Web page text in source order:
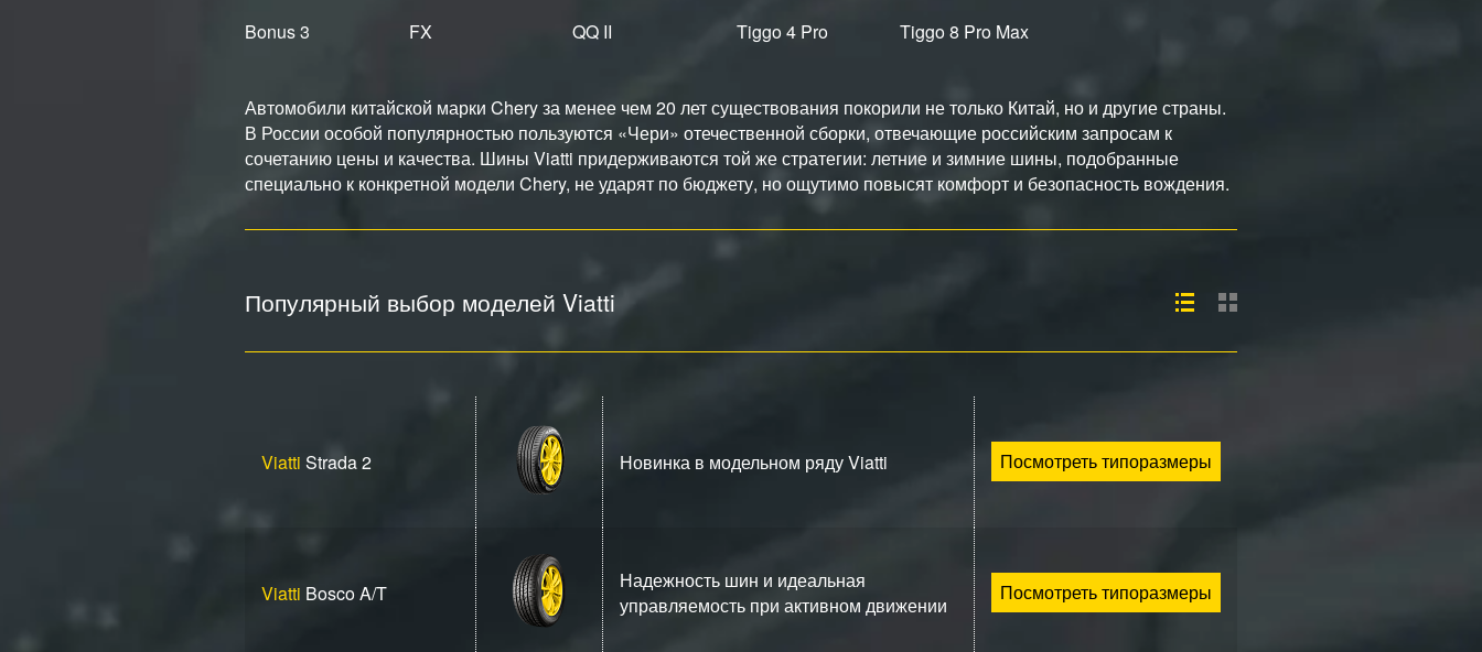
Bonus 3
FX
QQ II
Tiggo 4 Pro
Tiggo 8 Pro Max
Автомобили китайской марки Chery за менее чем 20 лет существования покорили не только Китай, но и другие страны.
В России особой популярностью пользуются «Чери» отечественной сборки, отвечающие российским запросам к
сочетанию цены и качества. Шины Viatti придерживаются той же стратегии: летние и зимние шины, подобранные
специально к конкретной модели Chery, не ударят по бюджету, но ощутимо повысят комфорт и безопасность вождения.
Популярный выбор моделей Viatti
Viatti Strada 2 Новинка в модельном ряду Viatti Посмотреть типоразмеры
Viatti Bosco A/T
Надежность шин и идеальная
управляемость при активном движении
Посмотреть типоразмеры